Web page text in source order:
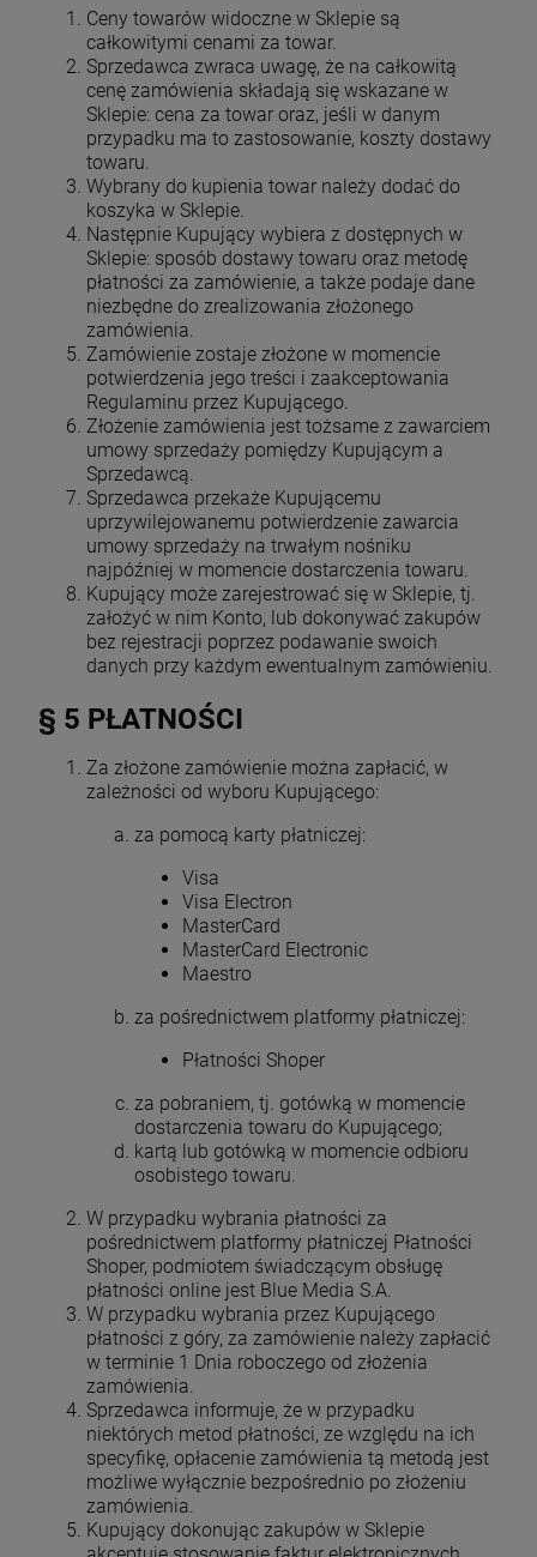
Ceny towarów widoczne w Sklepie są
całkowitymi cenami za towar.
Sprzedawca zwraca uwagę, że na całkowitą
cenę zamówienia składają się wskazane w
Sklepie: cena za towar oraz, jeśli w danym
przypadku ma to zastosowanie, koszty dostawy
towaru.
Wybrany do kupienia towar należy dodać do
koszyka w Sklepie.
Następnie Kupujący wybiera z dostępnych w
Sklepie: sposób dostawy towaru oraz metodę
płatności za zamówienie, a także podaje dane
niezbędne do zrealizowania złożonego
zamówienia.
Zamówienie zostaje złożone w momencie
potwierdzenia jego treści i zaakceptowania
Regulaminu przez Kupującego.
Złożenie zamówienia jest tożsame z zawarciem
umowy sprzedaży pomiędzy Kupującym a
Sprzedawcą.
Sprzedawca przekaże Kupującemu
uprzywilejowanemu potwierdzenie zawarcia
umowy sprzedaży na trwałym nośniku
najpóźniej w momencie dostarczenia towaru.
Kupujący może zarejestrować się w Sklepie, tj.
założyć w nim Konto, lub dokonywać zakupów
bez rejestracji poprzez podawanie swoich
danych przy każdym ewentualnym zamówieniu.
§ 5 PŁATNOŚCI
Za złożone zamówienie można zapłacić, w
zależności od wyboru Kupującego:
za pomocą karty płatniczej:
Visa
Visa Electron
MasterCard
MasterCard Electronic
Maestro
za pośrednictwem platformy płatniczej:
Płatności Shoper
za pobraniem, tj. gotówką w momencie
dostarczenia towaru do Kupującego;
kartą lub gotówką w momencie odbioru
osobistego towaru.
W przypadku wybrania płatności za
pośrednictwem platformy płatniczej Płatności
Shoper, podmiotem świadczącym obsługę
płatności online jest Blue Media S.A.
W przypadku wybrania przez Kupującego
płatności z góry, za zamówienie należy zapłacić
w terminie 1 Dnia roboczego od złożenia
zamówienia.
Sprzedawca informuje, że w przypadku
niektórych metod płatności, ze względu na ich
specyfikę, opłacenie zamówienia tą metodą jest
możliwe wyłącznie bezpośrednio po złożeniu
zamówienia.
Kupujący dokonując zakupów w Sklepie